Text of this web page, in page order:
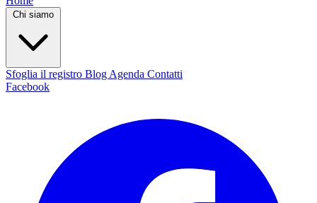
Chi siamo
Sfoglia il registro Blog Agenda Contatti
Facebook